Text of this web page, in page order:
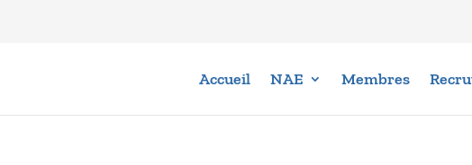
Accueil NAE Membres